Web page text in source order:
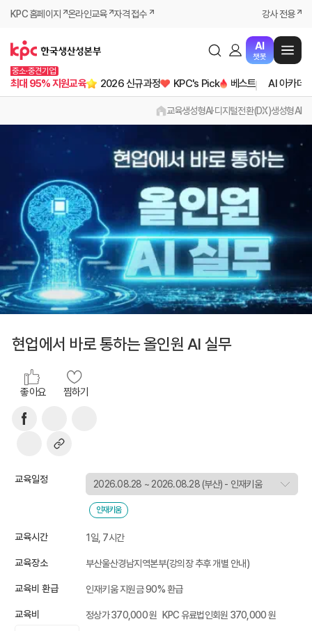
KPC 홈페이지 온라인교육 자격 접수 강사 전용
AI
챗봇
중소·중견기업
최대 95% 지원교육 2026 신규과정 KPC's Pick 베스트 AI 아카데
교육생성형AI·디지털전환(DX)생성형AI
현업에서 바로 통하는 올인원 AI 실무
좋아요 찜하기
교육일정
인재키움
교육시간 1일, 7시간
교육장소 부산울산경남지역본부(강의장 추후 개별 안내)
교육비 환급 인재키움 지원금 90% 환급
교육비 정상가 370,000 원 KPC 유료법인회원 370,000 원